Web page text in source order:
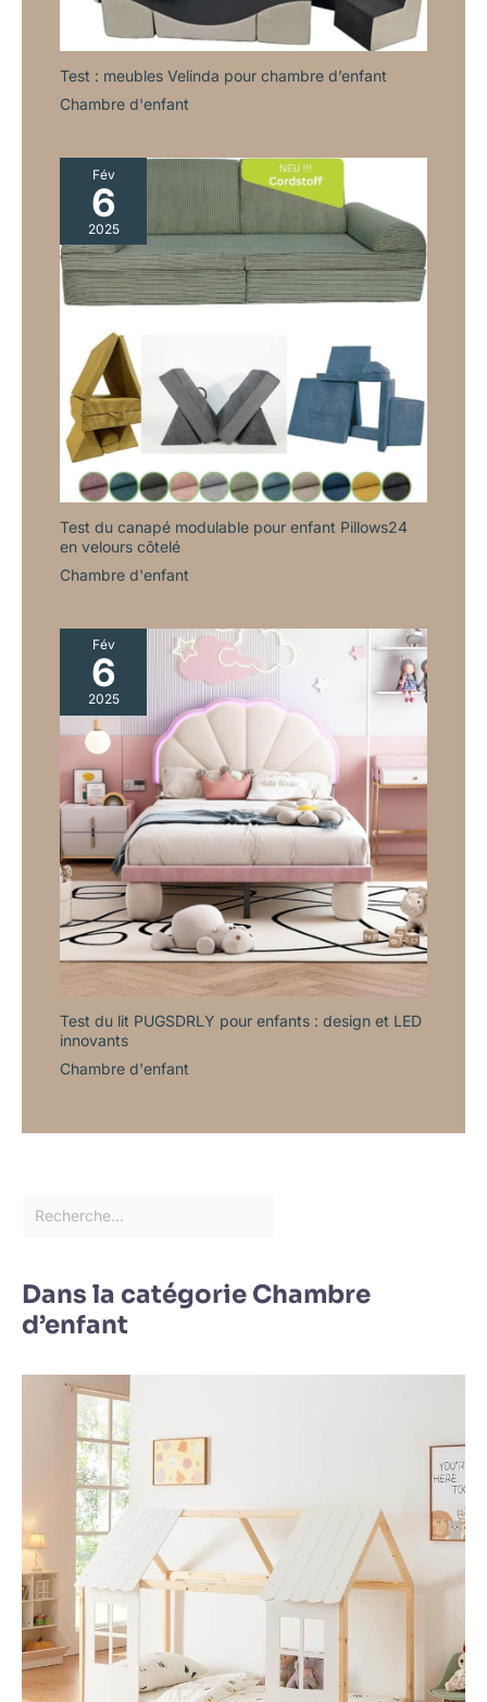
Test : meubles Velinda pour chambre d’enfant
Chambre d'enfant
Fév
6
2025
Test du canapé modulable pour enfant Pillows24
en velours côtelé
Chambre d'enfant
Fév
6
2025
Test du lit PUGSDRLY pour enfants : design et LED
innovants
Chambre d'enfant
Dans la catégorie Chambre
d’enfant